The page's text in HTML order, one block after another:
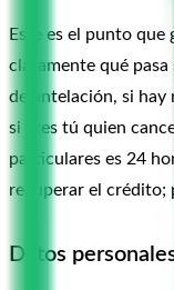
Este es el punto
claramente qué pasa
de antelación, si
si eres tú quien
particulares es 24
recuperar el crédito;
Datos personales